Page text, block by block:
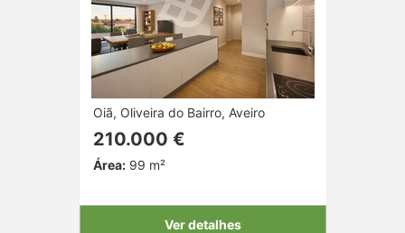
Oiã, Oliveira do Bairro, Aveiro
210.000 €
Área:99 m²
Ver detalhes